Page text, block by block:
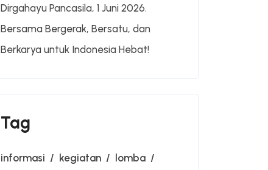
Dirgahayu Pancasila, 1 Juni 2026.
Bersama Bergerak, Bersatu, dan
Berkarya untuk Indonesia Hebat!
Tag
informasi kegiatan
lomba